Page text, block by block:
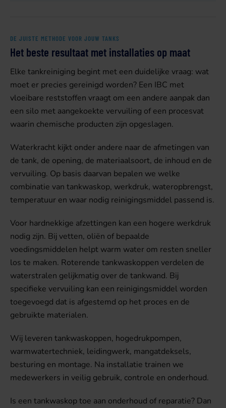
DE JUISTE METHODE VOOR JOUW TANKS
Het beste resultaat met installaties op maat
Elke tankreiniging begint met een duidelijke vraag: wat
moet er precies gereinigd worden? Een IBC met
vloeibare reststoffen vraagt om een andere aanpak dan
een silo met aangekoekte vervuiling of een procesvat
waarin chemische producten zijn opgeslagen.
Waterkracht kijkt onder andere naar de afmetingen van
de tank, de opening, de materiaalsoort, de inhoud en de
vervuiling. Op basis daarvan bepalen we welke
combinatie van tankwaskop, werkdruk, wateropbrengst,
temperatuur en waar nodig reinigingsmiddel passend is.
Voor hardnekkige afzettingen kan een hogere werkdruk
nodig zijn. Bij vetten, oliën of bepaalde
voedingsmiddelen helpt warm water om resten sneller
los te maken. Roterende tankwaskoppen verdelen de
waterstralen gelijkmatig over de tankwand. Bij
specifieke vervuiling kan een reinigingsmiddel worden
toegevoegd dat is afgestemd op het proces en de
gebruikte materialen.
Wij leveren tankwaskoppen, hogedrukpompen,
warmwatertechniek, leidingwerk, mangatdeksels,
besturing en montage. Na installatie trainen we
medewerkers in veilig gebruik, controle en onderhoud.
Is een tankwaskop toe aan onderhoud of reparatie? Dan